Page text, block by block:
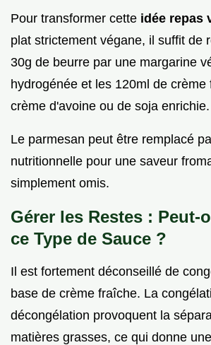
Pour transformer cette idée repas
plat strictement végane, il suffit de
30g de beurre par une margarine
hydrogénée et les 120ml de
crème d'avoine ou de soja enrichie.
Le parmesan peut être remplacé
nutritionnelle pour une saveur
simplement omis.
Gérer les Restes : Peut-
ce Type de Sauce ?
Il est fortement déconseillé de
base de crème fraîche. La
décongélation provoquent la
matières grasses, ce qui donne